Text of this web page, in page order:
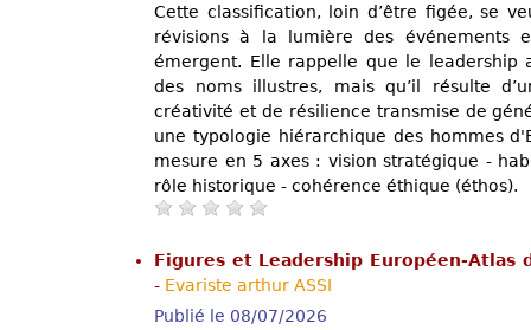
Cette classification, loin d’être figée, se
révisions à la lumière des événements
émergent. Elle rappelle que le
des noms illustres, mais qu’il résulte
créativité et de résilience transmise de
une typologie hiérarchique des hommes
mesure en 5 axes : vision stratégique -
rôle historique - cohérence éthique (éthos).
Figures et Leadership Européen-Atlas
- Evariste arthur ASSI
Publié le 08/07/2026